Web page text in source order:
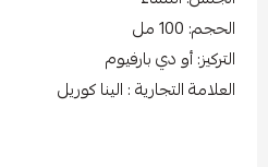
الحجم: 100 مل
التركيز: أو دي بارفيوم
العلامة التجارية : الينا كوريل